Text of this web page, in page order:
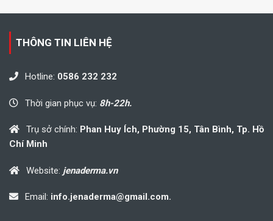
THÔNG TIN LIÊN HỆ
Hotline: 0586 232 232
Thời gian phục vụ: 8h-22h.
Trụ sở chính: Phan Huy Ích, Phường 15, Tân Bình, Tp. Hồ
Chí Minh
Website: jenaderma.vn
Email: info.jenaderma@gmail.com.